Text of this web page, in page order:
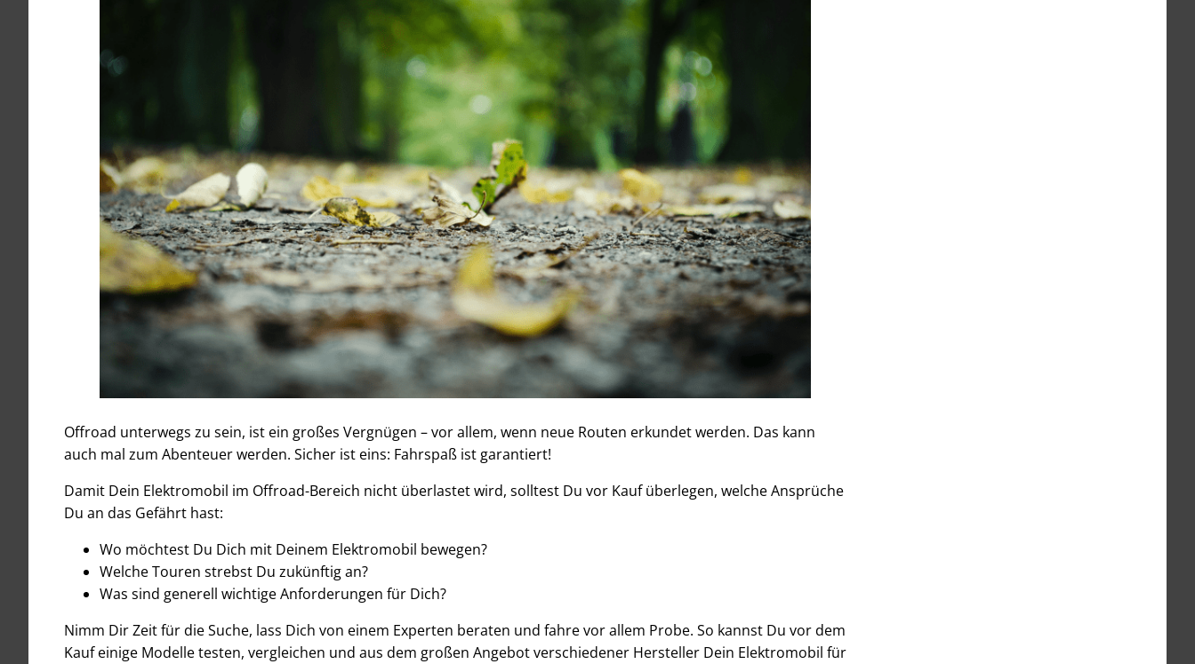
Offroad unterwegs zu sein, ist ein großes Vergnügen – vor allem, wenn neue Routen erkundet werden. Das kann
auch mal zum Abenteuer werden. Sicher ist eins: Fahrspaß ist garantiert!
Damit Dein Elektromobil im Offroad-Bereich nicht überlastet wird, solltest Du vor Kauf überlegen, welche Ansprüche
Du an das Gefährt hast:
Wo möchtest Du Dich mit Deinem Elektromobil bewegen?
Welche Touren strebst Du zukünftig an?
Was sind generell wichtige Anforderungen für Dich?
Nimm Dir Zeit für die Suche, lass Dich von einem Experten beraten und fahre vor allem Probe. So kannst Du vor dem
Kauf einige Modelle testen, vergleichen und aus dem großen Angebot verschiedener Hersteller Dein Elektromobil für